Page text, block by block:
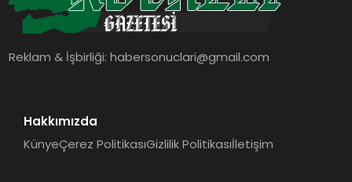
Reklam & İşbirliği:habersonuclari@gmail.com
Hakkımızda
KünyeÇerez PolitikasıGizlilik Politikasıİletişim